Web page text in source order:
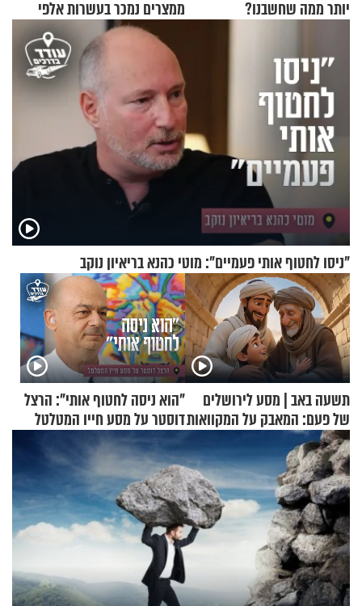
יותר ממה שחשבנו?
ממצרים נמכר בעשרות אלפי
שקלים
"ניסו לחטוף אותי פעמיים": מוטי כהנא בריאיון נוקב
תשעה באב | מסע לירושלים
של פעם: המאבק על המקוואות
"הוא ניסה לחטוף אותי": הרצל
דוסטר על מסע חייו המטלטל